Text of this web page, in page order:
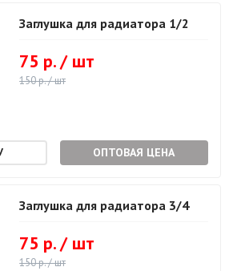
Заглушка для радиатора 1/2
75 р. / шт
150 р. / шт
ОПТОВАЯ ЦЕНА
Заглушка для радиатора 3/4
75 р. / шт
150 р. / шт